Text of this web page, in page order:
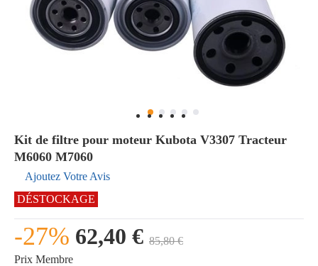
Kit de filtre pour moteur Kubota V3307 Tracteur
M6060 M7060
Ajoutez Votre Avis
DÉSTOCKAGE
-27% 62,40 € 85,80 €
Prix Membre